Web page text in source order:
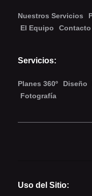
Nuestros Servicios
El Equipo
Contacto
Servicios:
Planes 360º Diseño
Fotografía
Uso del Sitio: